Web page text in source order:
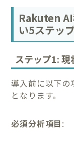
Rakuten AI
い5ステップ
ステップ1:
導入前に以下の
となります。
必須分析項目: